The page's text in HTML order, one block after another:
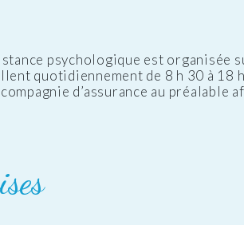
psychologique est organisée
quotidiennement de 8 h 30 à 18
d’assurance au préalable